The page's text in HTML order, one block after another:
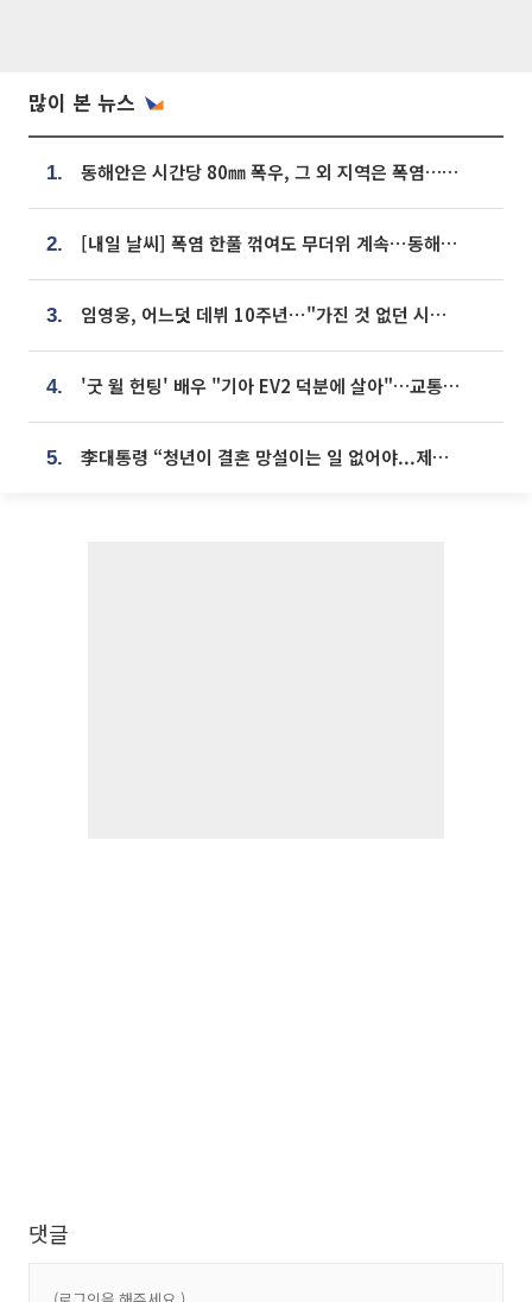
많이 본 뉴스
1. 동해안은 시간당 80㎜ 폭우, 그 외 지역은 폭염…‘극과 극 날씨’
2. [내일 날씨] 폭염 한풀 꺾여도 무더위 계속⋯동해안 이틀 연속 비
3. 임영웅, 어느덧 데뷔 10주년⋯"가진 것 없던 시절, 내 앞엔 20명의 팬뿐"
4. '굿 윌 헌팅' 배우 "기아 EV2 덕분에 살아"…교통사고 후 안전성 극찬
5. 李대통령 “청년이 결혼 망설이는 일 없어야...제도상 불이익 조사”
댓글